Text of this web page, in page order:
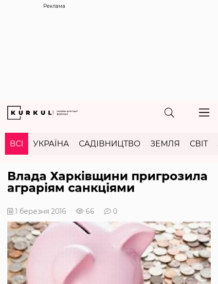
Реклама
ВСІ УКРАЇНА САДІВНИЦТВО ЗЕМЛЯ СВІТ
Влада Харківщини пригрозила
аграріям санкціями
1 березня 2016 66 0